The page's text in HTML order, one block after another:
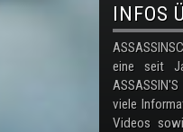
INFOS
eine seit
viele
Videos